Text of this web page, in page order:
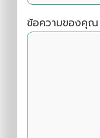
ข้อความของคุณ